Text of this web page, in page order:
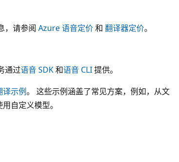
，请参阅 Azure 语音定价和 翻译器定价。
通过语音 SDK和语音 CLI提供。
译示例。 这些示例涵盖了常见方案，例如，从文
自定义模型。